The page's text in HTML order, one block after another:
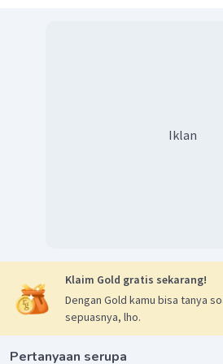
Iklan
Klaim Gold gratis sekarang!
Dengan Gold kamu bisa tanya
sepuasnya, lho.
Pertanyaan serupa